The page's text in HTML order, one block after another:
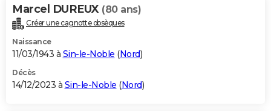
Marcel DUREUX (80 ans)
Créer une cagnotte obsèques
Naissance
11/03/1943 à Sin-le-Noble (Nord)
Décès
14/12/2023 à Sin-le-Noble (Nord)